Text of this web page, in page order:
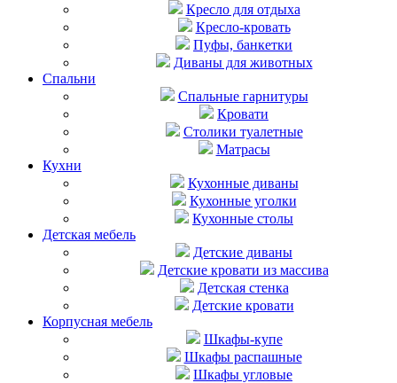
Кресло для отдыха
Кресло-кровать
Пуфы, банкетки
Диваны для животных
Спальни
Cпальные гарнитуры
Кровати
Столики туалетные
Матрасы
Кухни
Кухонные диваны
Кухонные уголки
Кухонные столы
Детская мебель
Детские диваны
Детские кровати из массива
Детская стенка
Детские кровати
Корпусная мебель
Шкафы-купе
Шкафы распашные
Шкафы угловые